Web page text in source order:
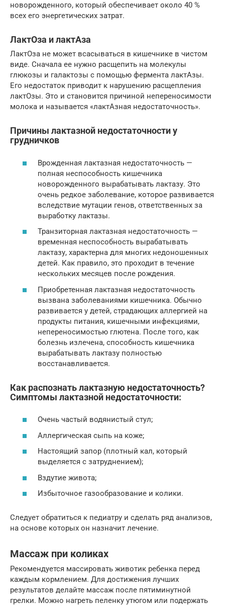
новорожденного, который обеспечивает около 40 %
всех его энергетических затрат.
ЛактОза и лактАза
ЛактОза не может всасываться в кишечнике в чистом
виде. Сначала ее нужно расщепить на молекулы
глюкозы и галактозы с помощью фермента лактАзы.
Его недостаток приводит к нарушению расщепления
лактОзы. Это и становится причиной непереносимости
молока и называется «лактАзная недостаточность».
Причины лактазной недостаточности у
грудничков
Врожденная лактазная недостаточность —
полная неспособность кишечника
новорожденного вырабатывать лактазу. Это
очень редкое заболевание, которое развивается
вследствие мутации генов, ответственных за
выработку лактазы.
Транзиторная лактазная недостаточность —
временная неспособность вырабатывать
лактазу, характерна для многих недоношенных
детей. Как правило, это проходит в течение
нескольких месяцев после рождения.
Приобретенная лактазная недостаточность
вызвана заболеваниями кишечника. Обычно
развивается у детей, страдающих аллергией на
продукты питания, кишечными инфекциями,
непереносимостью глютена. После того, как
болезнь излечена, способность кишечника
вырабатывать лактазу полностью
восстанавливается.
Как распознать лактазную недостаточность?
Симптомы лактазной недостаточности:
Очень частый водянистый стул;
Аллергическая сыпь на коже;
Настоящий запор (плотный кал, который
выделяется с затруднением);
Вздутие живота;
Избыточное газообразование и колики.
Следует обратиться к педиатру и сделать ряд анализов,
на основе которых он назначит лечение.
Массаж при коликах
Рекомендуется массировать животик ребенка перед
каждым кормлением. Для достижения лучших
результатов делайте массаж после пятиминутной
грелки. Можно нагреть пеленку утюгом или подержать